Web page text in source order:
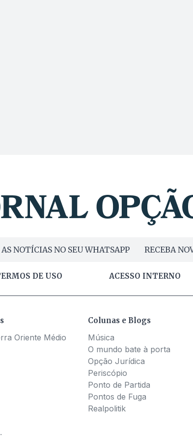
NOTÍCIAS NO SEU WHATSAPP RECEBA
DE USO ACESSO INTERNO
Oriente Médio
Colunas e Blogs
Música
O mundo bate à porta
Opção Jurídica
Periscópio
Ponto de Partida
Pontos de Fuga
Realpolitik